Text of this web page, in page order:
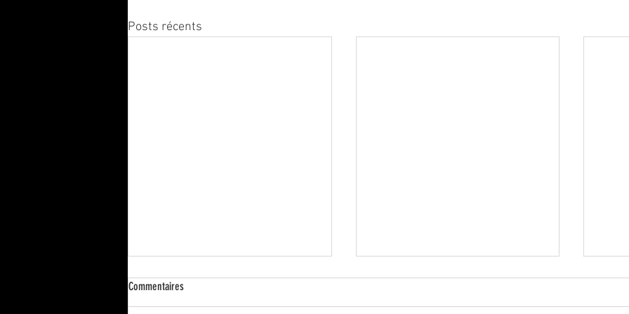
Posts récents
James Ellroy: ‘It’s satanic to me, the
dependency people have on computers’
Commentaires